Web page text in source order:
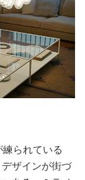
られている
ザインが街づ